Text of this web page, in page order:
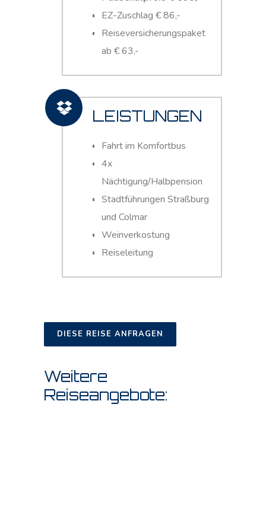
EZ-Zuschlag € 86,-
Reiseversicherungspaket
ab € 63,-
LEISTUNGEN
Fahrt im Komfortbus
4x
Nächtigung/Halbpension
Stadtführungen Straßburg
und Colmar
Weinverkostung
Reiseleitung
DIESE REISE ANFRAGEN
Weitere
Reiseangebote: